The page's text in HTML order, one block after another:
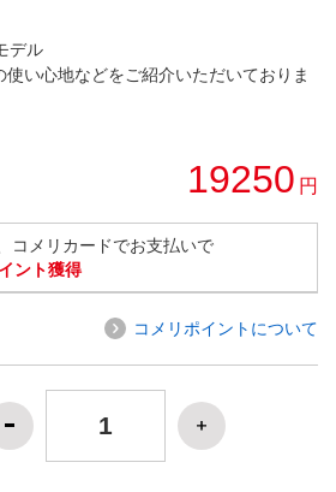
デル
い心地などをご紹介いただいておりま
19250 円
コメリカードでお支払いで
ント獲得
コメリポイントについて